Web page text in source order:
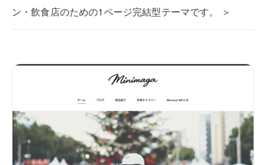
ン・飲食店のための1ページ完結型テーマです。 ＞